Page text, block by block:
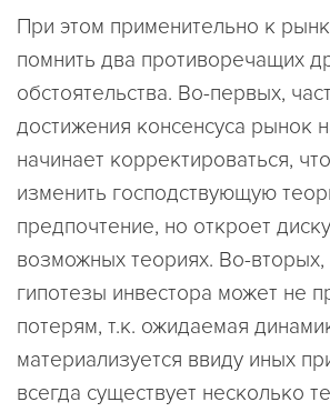
При этом применительно к
помнить два противоречащих
обстоятельства. Во-первых,
достижения консенсуса рынок
начинает корректироваться,
изменить господствующую
предпочтение, но откроет
возможных теориях. Во-
гипотезы инвестора может не
потерям, т.к. ожидаемая
материализуется ввиду иных
всегда существует несколько